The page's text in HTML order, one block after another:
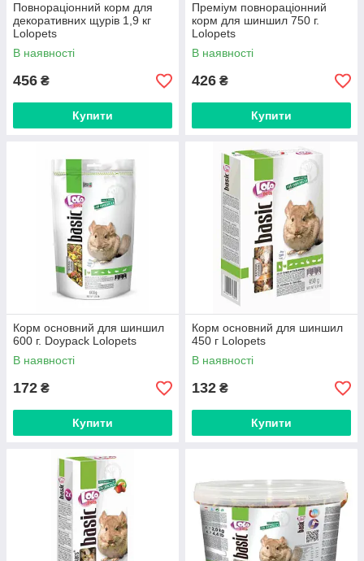
Повнораціонний корм для
декоративних щурів 1,9 кг
Lolopets
В наявності
456 ₴
Купити
Преміум повнораціонний
корм для шиншил 750 г.
Lolopets
В наявності
426 ₴
Купити
Корм основний для шиншил
600 г. Doypack Lolopets
В наявності
172 ₴
Купити
Корм основний для шиншил
450 г Lolopets
В наявності
132 ₴
Купити